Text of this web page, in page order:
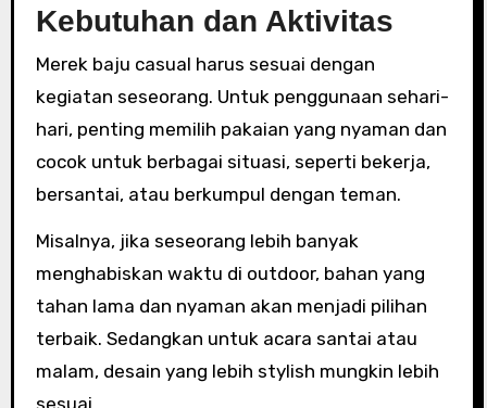
Kebutuhan dan Aktivitas
Merek baju casual harus sesuai dengan
kegiatan seseorang. Untuk penggunaan sehari-
hari, penting memilih pakaian yang nyaman dan
cocok untuk berbagai situasi, seperti bekerja,
bersantai, atau berkumpul dengan teman.
Misalnya, jika seseorang lebih banyak
menghabiskan waktu di outdoor, bahan yang
tahan lama dan nyaman akan menjadi pilihan
terbaik. Sedangkan untuk acara santai atau
malam, desain yang lebih stylish mungkin lebih
sesuai.